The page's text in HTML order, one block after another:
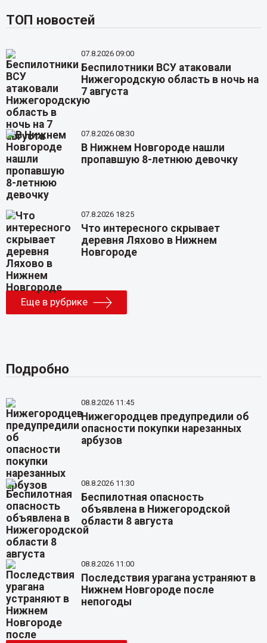
ТОП новостей
07.8.2026 09:00
Беспилотники ВСУ атаковали
Нижегородскую область в ночь на
7 августа
07.8.2026 08:30
В Нижнем Новгороде нашли
пропавшую 8-летнюю девочку
07.8.2026 18:25
Что интересного скрывает
деревня Ляхово в Нижнем
Новгороде
Еще в рубрике
Подробно
08.8.2026 11:45
Нижегородцев предупредили об
опасности покупки нарезанных
арбузов
08.8.2026 11:30
Беспилотная опасность
объявлена в Нижегородской
области 8 августа
08.8.2026 11:00
Последствия урагана устраняют в
Нижнем Новгороде после
непогоды